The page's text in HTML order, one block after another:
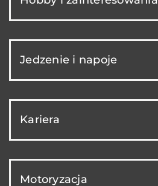
Jedzenie i napoje
Kariera
Motoryzacja